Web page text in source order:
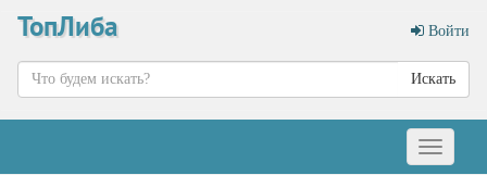
ТопЛиба Войти
Искать
Меню